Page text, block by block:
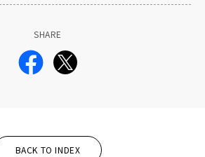
SHARE
BACK TO INDEX